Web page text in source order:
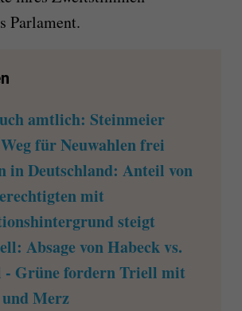
Parlament.
amtlich: Steinmeier
für Neuwahlen frei
in Deutschland: Anteil von
mit
steigt
Absage von Habeck vs.
- Grüne fordern Triell mit
Merz